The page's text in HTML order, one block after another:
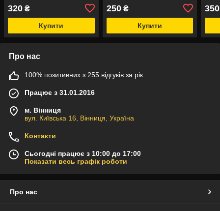
Velcro /MOLLE
320 ₴
Купити
250₴
Купити
350
Про нас
100% позитивних з 255 відгуків за рік
Працює з 31.01.2016
м. Вінниця
вул. Київська 16, Вінниця, Україна
Контакти
Сьогодні працює з 10:00 до 17:00
Показати весь графік роботи
Про нас